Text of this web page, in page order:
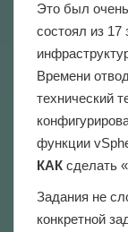
Это был
состоял из
Времени
технический
функции
КАК сделать
Задания не
конкретной